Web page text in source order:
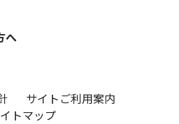
へ
サイトご利用案内
トマップ